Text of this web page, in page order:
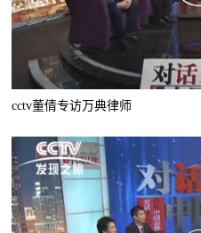
cctv董倩专访万典律师